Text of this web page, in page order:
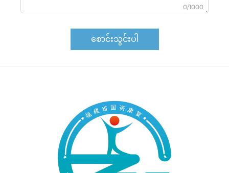
0/1000
စောင်းသွင်းပါ